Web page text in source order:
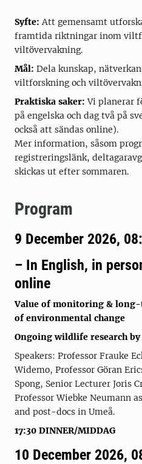
Syfte:Att gemensamt
framtida riktningar inom
viltövervakning.
Mål: Dela kunskap,
viltforskning och
Praktiska saker:Vi planerar
på engelska och dag två på
också att sändas online).
Mer information, såsom
registreringslänk,
skickas ut efter sommaren.
Program
9 December 2026,
– In English, in
online
Value of monitoring &
of environmental change
Ongoing wildlife research by
Speakers: Professor Frauke
Widemo, Professor Göran
Spong, Senior Lecturer Joris
Professor Wiebke Neumann
and post-docs in Umeå.
17:30 DINNER/MIDDAG
10 December 2026,